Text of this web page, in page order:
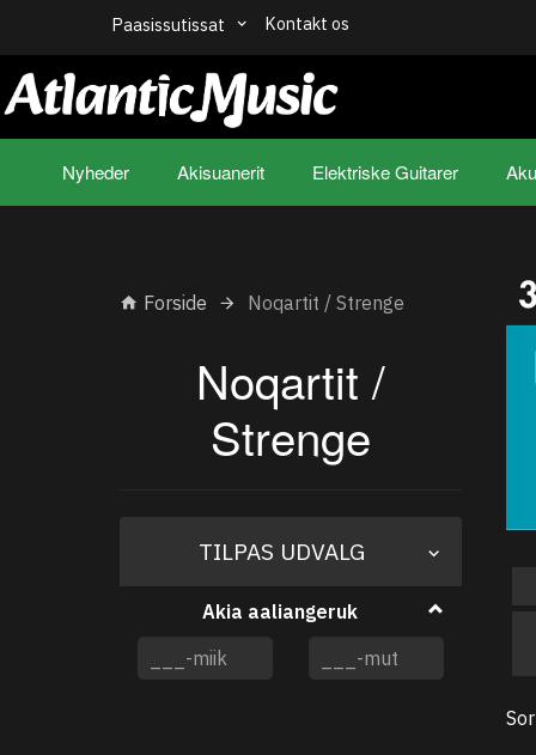
Paasissutissat Kontakt os
Nyheder Akisuanerit Elektriske Guitarer
Forside Noqartit / Strenge
Noqartit /
Strenge
TILPAS UDVALG
Akia aaliangeruk